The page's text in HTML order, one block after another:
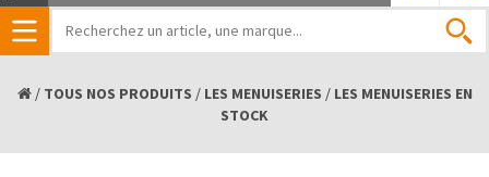
/ TOUS NOS PRODUITS / LES MENUISERIES / LES MENUISERIES EN
STOCK